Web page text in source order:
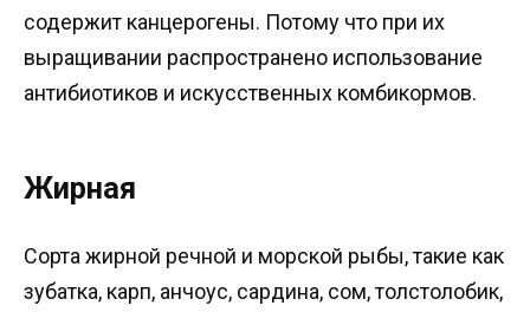
содержит канцерогены. Потому что при их
выращивании распространено использование
антибиотиков и искусственных комбикормов.
Жирная
Сорта жирной речной и морской рыбы, такие как
зубатка, карп, анчоус, сардина, сом, толстолобик,